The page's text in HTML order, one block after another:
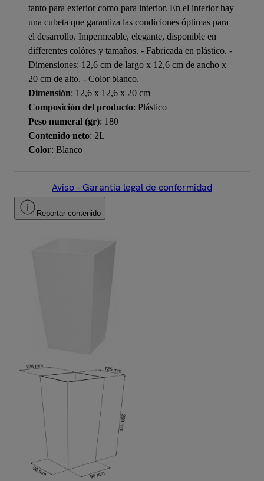
tanto para exterior como para interior. En el interior hay
una cubeta que garantiza las condiciones óptimas para
el desarrollo. Impermeable, elegante, disponible en
differentes colóres y tamaños. - Fabricada en plástico. -
Dimensiones: 12,6 cm de largo x 12,6 cm de ancho x
20 cm de alto. - Color blanco.
Dimensión: 12,6 x 12,6 x 20 cm
Composición del producto: Plástico
Peso numeral (gr): 180
Contenido neto: 2L
Color: Blanco
Aviso – Garantía legal de conformidad
Reportar contenido